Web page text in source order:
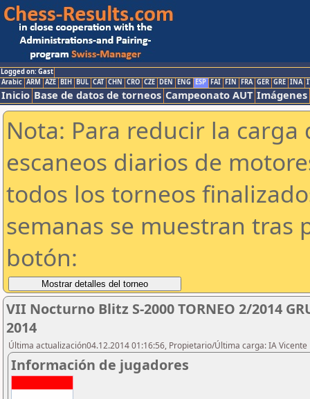
Logged on: Gast
Arabic ARM AZE BIH BUL CAT CHN CRO CZE DEN ENG ESP FAI FIN FRA GER GRE INA
Inicio Base de datos de torneos Campeonato AUT Imágenes
Nota: Para reducir la
escaneos diarios de
todos los torneos
semanas se muestran tras
botón:
VII Nocturno Blitz S-2000 TORNEO 2/2014
2014
Última actualización04.12.2014 01:16:56, Propietario/Última carga: IA Vicente
Información de jugadores